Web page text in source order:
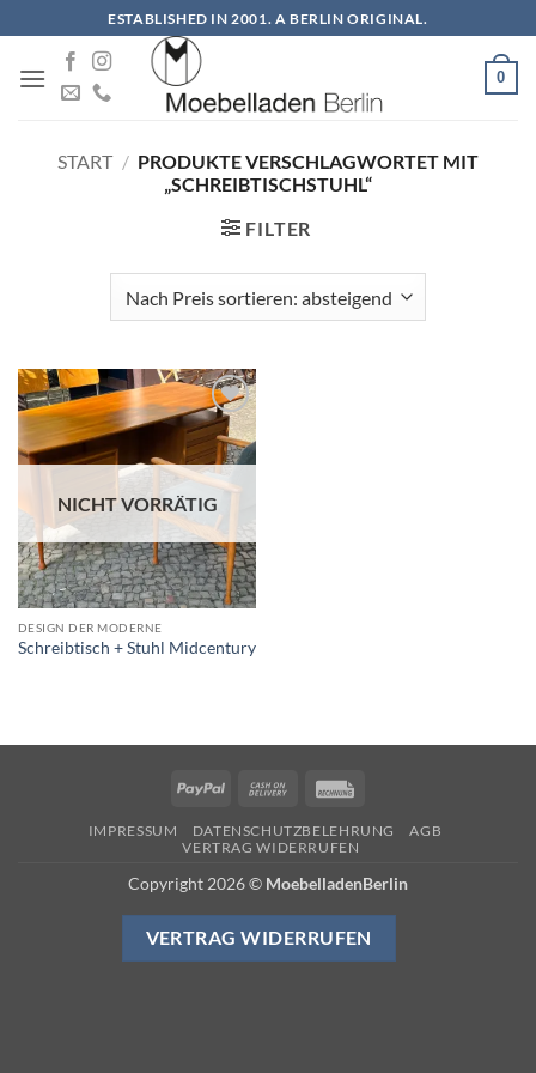
Inhalt
springen
ESTABLISHED IN 2001. A BERLIN ORIGINAL.
0
START / PRODUKTE VERSCHLAGWORTET MIT
„SCHREIBTISCHSTUHL“
FILTER
Auf die
Wunschliste
NICHT VORRÄTIG
DESIGN DER MODERNE
Schreibtisch + Stuhl Midcentury
PayPal
Cash
Delivery
IMPRESSUM DATENSCHUTZBELEHRUNG
AGB
VERTRAG WIDERRUFEN
Copyright 2026 © MoebelladenBerlin
VERTRAG WIDERRUFEN